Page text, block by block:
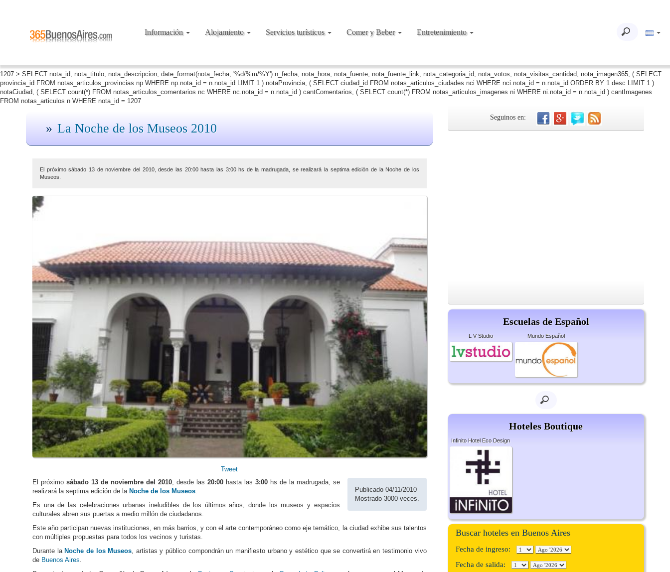
1207 > SELECT nota_id, nota_titulo, nota_descripcion, date_format(nota_fecha, '%d/%m/%Y') n_fecha, nota_hora, nota_fuente, nota_fuente_link, nota_categoria_id, nota_votos, nota_visitas_cantidad, nota_imagen365, ( SELECT
provincia_id FROM notas_articulos_provincias np WHERE np.nota_id = n.nota_id LIMIT 1 ) notaProvincia, ( SELECT ciudad_id FROM notas_articulos_ciudades nci WHERE nci.nota_id = n.nota_id ORDER BY 1 desc LIMIT 1 )
notaCiudad, ( SELECT count(*) FROM notas_articulos_comentarios nc WHERE nc.nota_id = n.nota_id ) cantComentarios, ( SELECT count(*) FROM notas_articulos_imagenes ni WHERE ni.nota_id = n.nota_id ) cantImagenes
FROM notas_articulos n WHERE nota_id = 1207
Información Alojamiento Servicios turísticos Comer y Beber Entretenimiento
La Noche de los Museos 2010
El próximo sábado 13 de noviembre del 2010, desde las 20:00 hasta las 3:00 hs de la madrugada, se realizará la septima edición de la Noche de los
Museos.
Tweet
Publicado 04/11/2010
Mostrado 3000 veces.
El próximo sábado 13 de noviembre del 2010, desde las 20:00hasta las 3:00hs de la madrugada, se
realizará la septima edición de la Noche de los Museos
Es una de las celebraciones urbanas ineludibles de los últimos años, donde los museos y espacios
culturales abren sus puertas a medio millón de ciudadanos.
Este año participan nuevas instituciones, en más barrios, y con el arte contemporáneo como eje temático, la ciudad exhibe sus talentos
con múltiples propuestas para todos los vecinos y turistas.
Durante la Noche de los Museos , artistas y público compondrán un manifiesto urbano y estético que se convertirá en testimonio vivo
de Buenos Aires
Seguinos en:
Escuelas de Español
L V Studio Mundo Español
Hoteles Boutique
Infinito Hotel Eco Design
Buscar hoteles en Buenos Aires
Fecha de ingreso:
Fecha de salida: